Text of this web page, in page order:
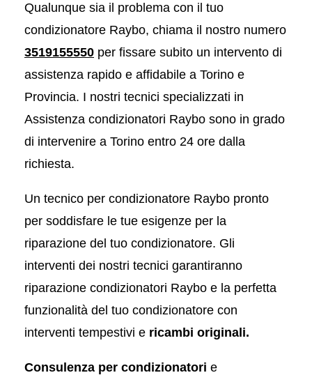
Qualunque sia il problema con il tuo
condizionatore Raybo, chiama il nostro numero
3519155550 per fissare subito un intervento di
assistenza rapido e affidabile a Torino e
Provincia. I nostri tecnici specializzati in
Assistenza condizionatori Raybo sono in grado
di intervenire a Torino entro 24 ore dalla
richiesta.
Un tecnico per condizionatore Raybo pronto
per soddisfare le tue esigenze per la
riparazione del tuo condizionatore. Gli
interventi dei nostri tecnici garantiranno
riparazione condizionatori Raybo e la perfetta
funzionalità del tuo condizionatore con
interventi tempestivi e ricambi originali.
Consulenza per condizionatori e